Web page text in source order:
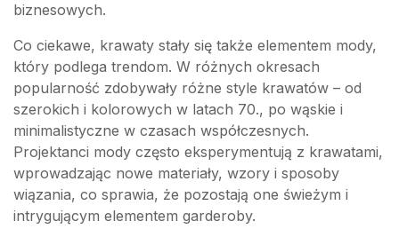
biznesowych.
Co ciekawe, krawaty stały się także elementem mody,
który podlega trendom. W różnych okresach
popularność zdobywały różne style krawatów – od
szerokich i kolorowych w latach 70., po wąskie i
minimalistyczne w czasach współczesnych.
Projektanci mody często eksperymentują z krawatami,
wprowadzając nowe materiały, wzory i sposoby
wiązania, co sprawia, że pozostają one świeżym i
intrygującym elementem garderoby.